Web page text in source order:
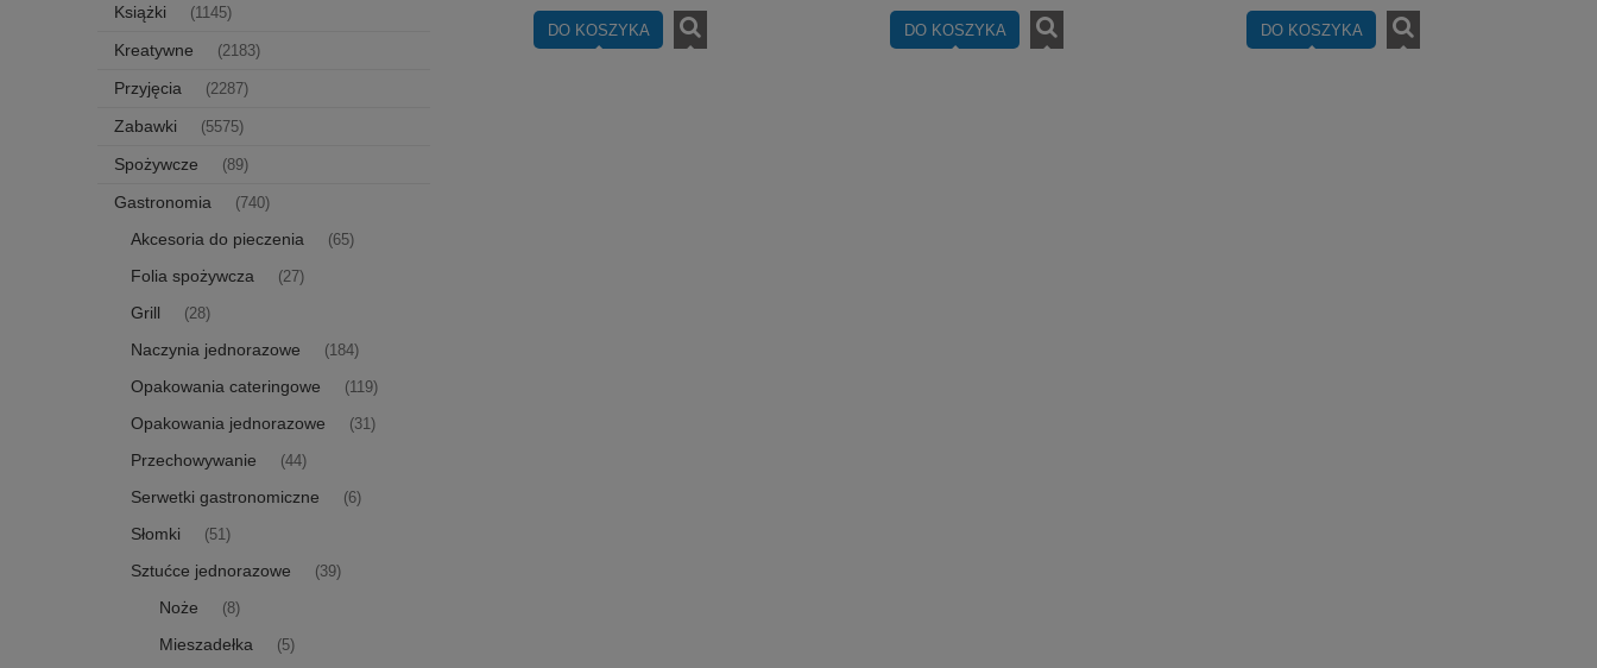
Książki (1145)
Kreatywne (2183)
Przyjęcia (2287)
Zabawki (5575)
Spożywcze (89)
Gastronomia (740)
Akcesoria do pieczenia (65)
Folia spożywcza (27)
Grill (28)
Naczynia jednorazowe (184)
Opakowania cateringowe (119)
Opakowania jednorazowe (31)
Przechowywanie (44)
Serwetki gastronomiczne (6)
Słomki (51)
Sztućce jednorazowe (39)
Noże (8)
Mieszadełka (5)
DO KOSZYKA DO KOSZYKA DO KOSZYKA